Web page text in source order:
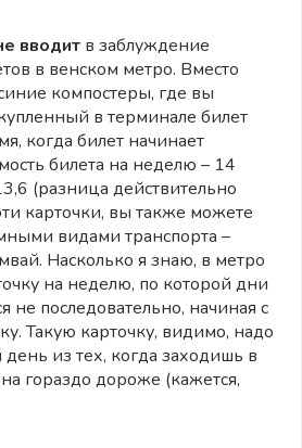
вводит в заблуждение
в венском метро. Вместо
компостеры, где вы
в терминале билет
когда билет начинает
билета на неделю – 14
(разница действительно
карточки, вы также можете
видами транспорта –
Насколько я знаю, в метро
на неделю, по которой дни
не последовательно, начиная с
Такую карточку, видимо, надо
из тех, когда заходишь в
гораздо дороже (кажется,